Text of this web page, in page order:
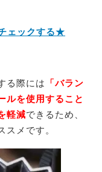
ェックする★
る際には 「バラン
ルを使用すること
軽減できるため、
メです。